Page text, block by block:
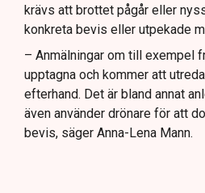
krävs att brottet pågår eller
konkreta bevis eller utpekade
– Anmälningar om till exempel
upptagna och kommer att
efterhand. Det är bland annat
även använder drönare för att
bevis, säger Anna-Lena Mann.